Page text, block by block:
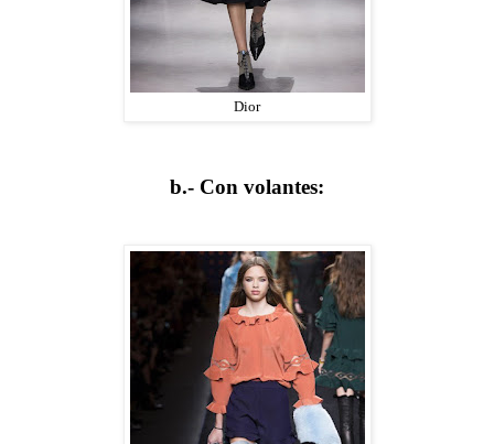
Dior
b.- Con volantes: